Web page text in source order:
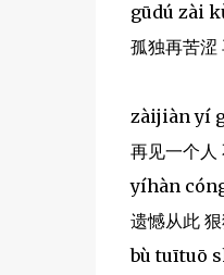
gūdú zài
孤独再苦涩
zàijiàn yí
再见一个人
yíhàn
遗憾从此
bù tuītuō